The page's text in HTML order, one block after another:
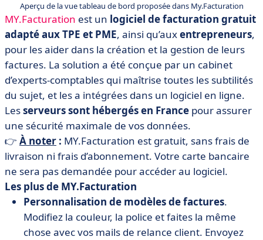
Aperçu de la vue tableau de bord proposée dans My.Facturation
MY.Facturation est un logiciel de facturation gratuit
adapté aux TPE et PME, ainsi qu’auxentrepreneurs,
pour les aider dans la création et la gestion de leurs
factures. La solution a été conçue par un cabinet
d’experts-comptables qui maîtrise toutes les subtilités
du sujet, et les a intégrées dans un logiciel en ligne.
Lesserveurs sont hébergés en France pour assurer
une sécurité maximale de vos données.
👉 À noter : MY.Facturation est gratuit, sans frais de
livraison ni frais d’abonnement. Votre carte bancaire
ne sera pas demandée pour accéder au logiciel.
Les plus de MY.Facturation
Personnalisation de modèles de factures.
Modifiez la couleur, la police et faites la même
chose avec vos mails de relance client. Envoyez